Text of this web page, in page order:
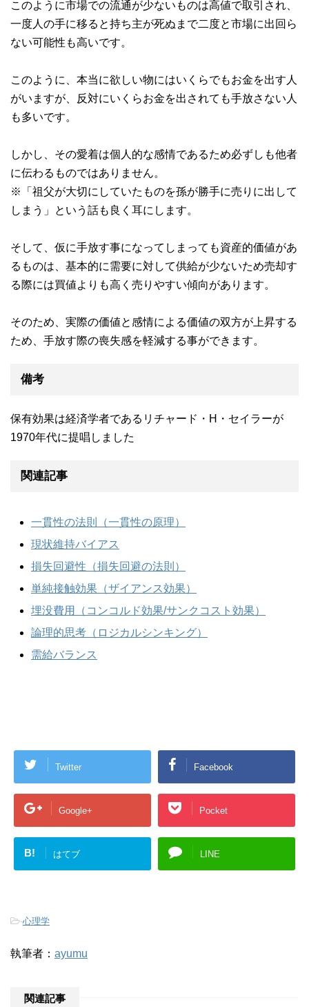
このように市場での流通が少ないものは高値で取引され、
一度人の手に移ると持ち主が死ぬまで二度と市場に出回ら
ない可能性も高いです。
このように、本当に欲しい物にはいくらでもお金を出す人
がいますが、反対にいくらお金を出されても手放さない人
も多いです。
しかし、その愛着は個人的な感情であるため必ずしも他者
に伝わるものではありません。
※「祖父が大切にしていたものを孫が勝手に売りに出して
しまう」という話も良く耳にします。
そして、仮に手放す事になってしまっても資産的価値があ
るものは、基本的に需要に対して供給が少ないため売却す
る際には買値よりも高く売りやすい傾向があります。
そのため、実際の価値と感情による価値の双方が上昇する
ため、手放す際の喪失感を軽減する事ができます。
備考
保有効果は経済学者であるリチャード・H・セイラーが
1970年代に提唱しました
関連記事
一貫性の法則（一貫性の原理）
現状維持バイアス
損失回避性（損失回避の法則）
単純接触効果（ザイアンス効果）
埋没費用（コンコルド効果/サンクコスト効果）
論理的思考（ロジカルシンキング）
需給バランス
Twitter Facebook
Google+ Pocket
B! はてブ LINE
-心理学
執筆者： ayumu
関連記事